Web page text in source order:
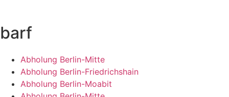
barf
Abholung Berlin-Mitte
Abholung Berlin-Friedrichshain
Abholung Berlin-Moabit